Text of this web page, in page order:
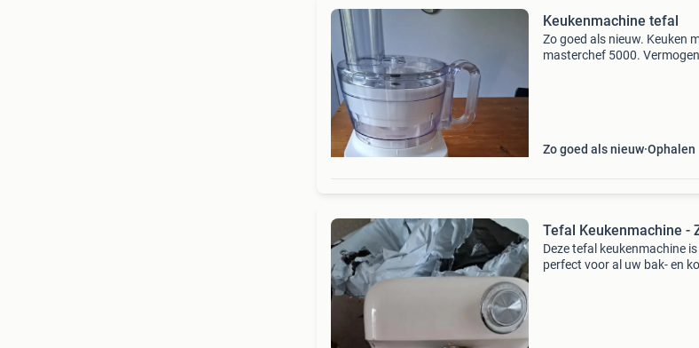
Keukenmachine tefal
Zo goed als nieuw. Keuken
masterchef 5000.
Zo goed als nieuw Ophalen
Tefal Keukenmachine -
Deze tefal keukenmachine
perfect voor al uw bak- en